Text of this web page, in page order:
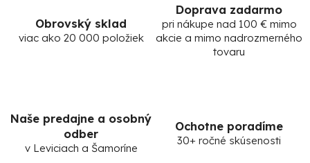
Obrovský sklad
viac ako 20 000 položiek
Doprava zadarmo
pri nákupe nad 100 € mimo
akcie a mimo nadrozmerného
tovaru
Naše predajne a osobný
odber
v Leviciach a Šamoríne
Ochotne poradíme
30+ ročné skúsenosti